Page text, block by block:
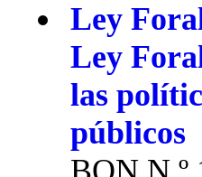
Ley
Ley
las
públicos